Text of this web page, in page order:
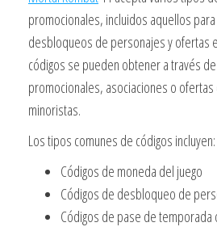
promocionales, incluidos aquellos
desbloqueos de personajes y ofertas
códigos se pueden obtener a través
promocionales, asociaciones o
minoristas.
Los tipos comunes de códigos incluyen:
Códigos de moneda del juego
Códigos de desbloqueo de
Códigos de pase de temporada